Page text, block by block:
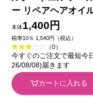
ー リペアヘアオイ
９０ｍＬ マンダム
本体1,400円
税率10％ 1,540円（税込）
（0）
今すぐのご注文で最短今
26/08/08)届きます
カートに入れる